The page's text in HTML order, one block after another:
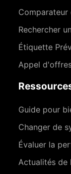
Comparateur
Rechercher
Étiquette
Appel
Guide pour
Changer de
Évaluer la
Actualités de